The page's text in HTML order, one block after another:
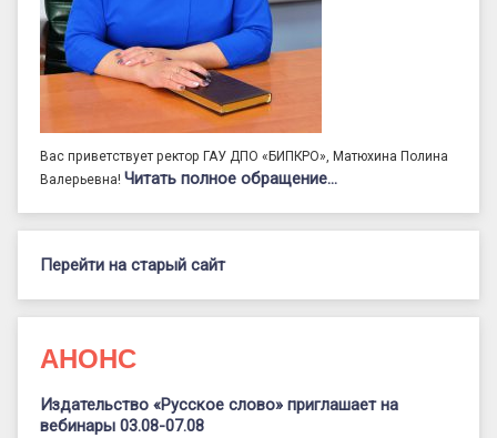
Вас приветствует ректор ГАУ ДПО «БИПКРО», Матюхина Полина
Валерьевна! Читать полное обращение…
Перейти на старый сайт
АНОНС
Издательство «Русское слово» приглашает на
вебинары 03.08-07.08